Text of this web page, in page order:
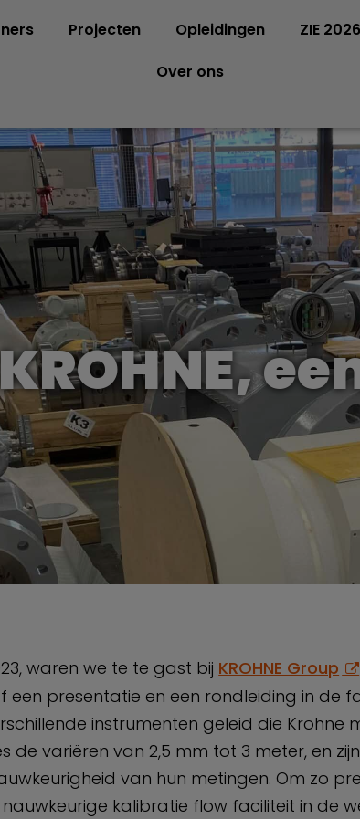
Projecten Opleidingen ZIE 2026
Over ons
waren we te te gast bij KROHNE Group
presentatie en een rondleiding in de
instrumenten geleid die Krohne
de variëren van 2,5 mm tot 3 meter, en
van hun metingen. Om zo
kalibratie flow faciliteit in de